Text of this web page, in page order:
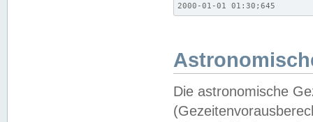
2000-01-01 01:30;645
Die astronomische